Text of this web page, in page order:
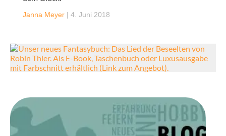
Janna Meyer | 4. Juni 2018